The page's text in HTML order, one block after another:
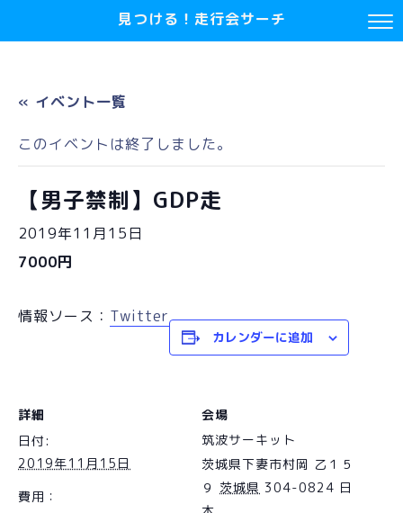
見つける！走行会サーチ
« イベント一覧
このイベントは終了しました。
【男子禁制】GDP走
2019年11月15日
7000円
情報ソース： Twitter
カレンダーに追加
詳細
日付:
2019年11月15日
費用：
会場
筑波サーキット
茨城県下妻市村岡 乙１５
９ 茨城県 304-0824 日